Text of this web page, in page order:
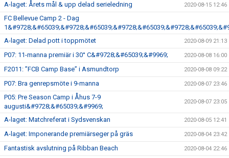
A-laget: Årets mål & upp delad serieledning 2020-08-15 12:46
FC Bellevue Camp 2 - Dag
A-laget: Delad pott i toppmötet
2020-08-09 21:13
P07: 11-manna premiär i 30° C&#9728;&#65039;&#9969; 2020-08-08 16:00
F2011: ”FCB Camp Base” i Asmundtorp 2020-08-08 09:22
P07: Bra genrepsmöte i 9-manna 2020-08-07 23:46
P05: Pre Season Camp i Åhus 7-9
augusti&#9728;&#65039;&#9969;
2020-08-07 23:05
A-laget: Matchreferat i Sydsvenskan 2020-08-05 12:41
A-laget: Imponerande premiärseger på gräs 2020-08-04 23:42
Fantastisk avslutning på Ribban Beach 2020-08-04 22:46